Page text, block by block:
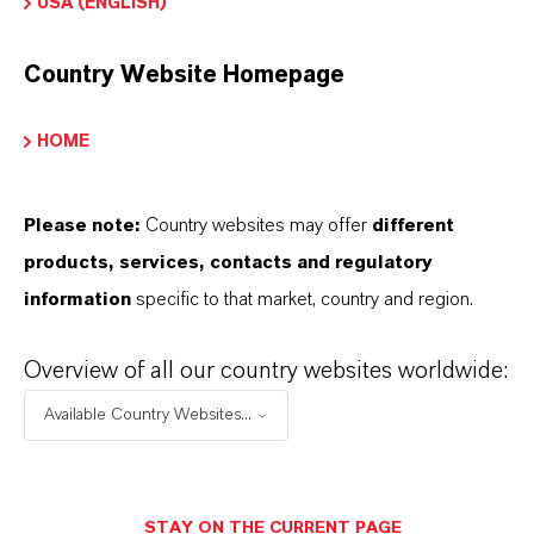
de produto
de entrega
molar
Country Website Homepage
HOME
Please note: Country websites may offer different
products, services, contacts and regulatory
information specific to that market, country and region.
Overview of all our country websites worldwide:
Available Country Websites...
STAY ON THE CURRENT PAGE